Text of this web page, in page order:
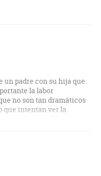
un padre con su hija que
la labor
no son tan dramáticos
que intentan ver la
totalmente diferentes y
recomendable sobre